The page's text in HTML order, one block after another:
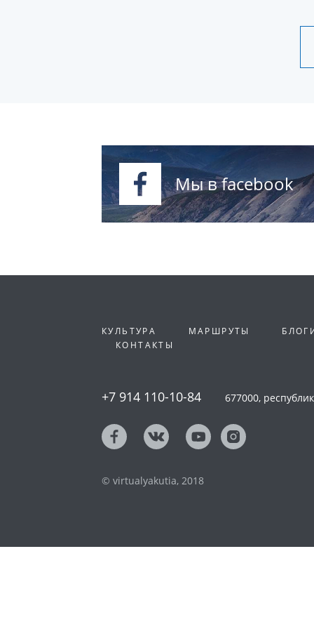
Мы в facebook
КУЛЬТУРА МАРШРУТЫ
КОНТАКТЫ
+7 914 110-10-84 677000,
© virtualyakutia, 2018